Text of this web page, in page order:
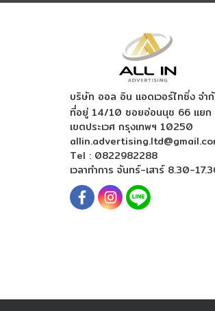
บริษัท ออล อิน แอดเวอร์ไทซิ่ง จำ
ที่อยู่ 14/10 ซอยอ่อนนุช 66 แย
เขตประเวศ กรุงเทพฯ 10250
Tel : 0822982288
เวลาทำการ จันทร์-เสาร์ 8.30-